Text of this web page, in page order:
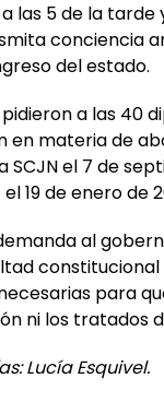
las 5 de la
conciencia
del estado.
a las 40
en materia de
el 7 de
19 de enero de
al
para
ni los tratados
Lucía Esquivel.